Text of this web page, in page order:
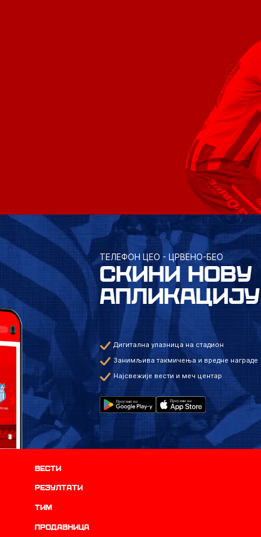
ТЕЛЕФОН ЦЕО - ЦРВЕНО-БЕО
СКИНИ НОВУ
АПЛИКАЦИЈУ
Дигитална улазница на стадион
Занимљива такмичења и вредне награде
Најсвежије вести и меч центар
Вести
резултати
ТИМ
продавница